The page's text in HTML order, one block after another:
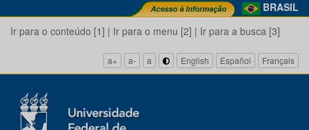
BRASIL
Ir para o conteúdo [1] | Ir para o menu [2] | Ir para a busca [3]
a+ a- a English Español Français